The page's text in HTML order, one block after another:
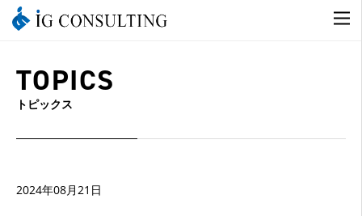
TOPICS
トピックス
2024年08月21日